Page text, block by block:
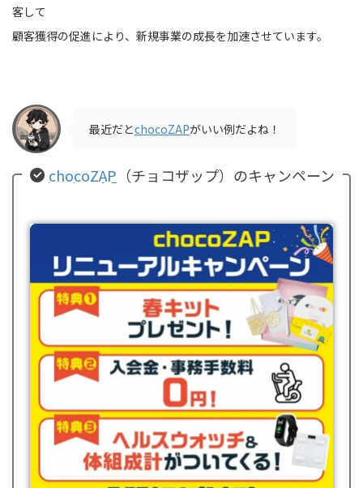
客して
顧客獲得の促進により、新規事業の成長を加速させています。
最近だとchocoZAPがいい例だよね！
chocoZAP （チョコザップ）のキャンペーン